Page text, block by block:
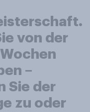
von der
–
Sie der
zu oder